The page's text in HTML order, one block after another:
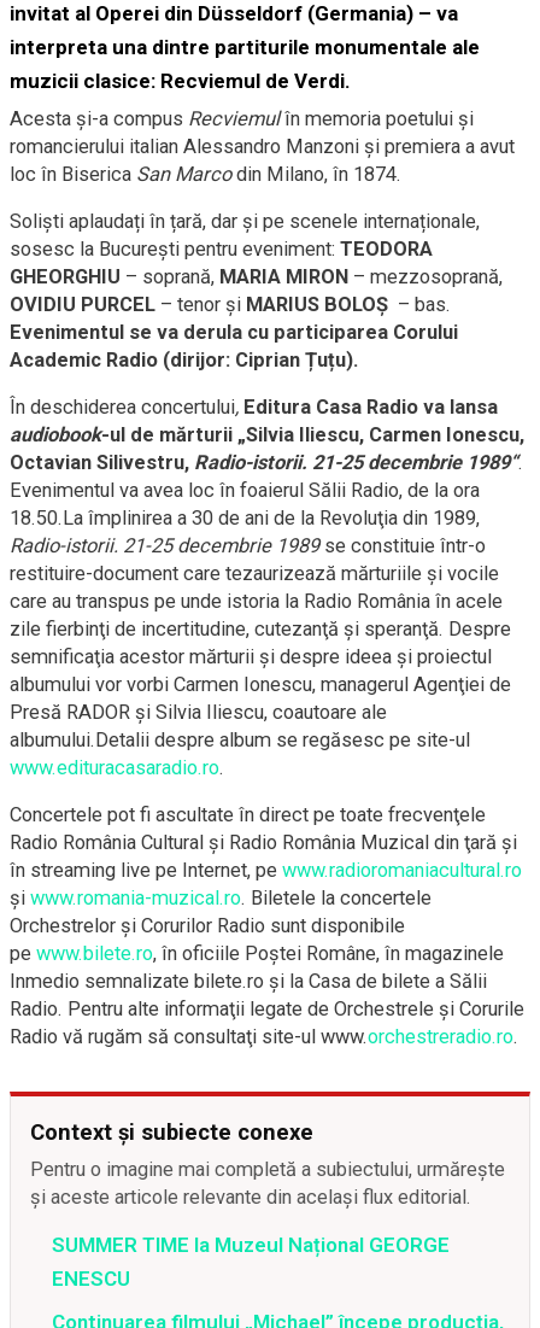
invitat al Operei din Düsseldorf (Germania) – va
interpreta una dintre partiturile monumentale ale
muzicii clasice: Recviemul de Verdi.
Acesta şi-a compus Recviemulîn memoria poetului şi
romancierului italian Alessandro Manzoni și premiera a avut
loc în Biserica San Marcodin Milano, în 1874.
Soliști aplaudați în țară, dar și pe scenele internaționale,
sosesc la București pentru eveniment: TEODORA
GHEORGHIU – soprană, MARIA MIRON – mezzosoprană,
OVIDIU PURCEL – tenor și MARIUS BOLOŞ – bas.
Evenimentul se va derula cu participarea Corului
Academic Radio (dirijor: Ciprian Țuțu).
În deschiderea concertului, Editura Casa Radio va lansa
audiobook-ul de mărturii „Silvia Iliescu, Carmen Ionescu,
Octavian Silivestru, Radio-istorii. 21-25 decembrie 1989“.
Evenimentul va avea loc în foaierul Sălii Radio, de la ora
18.50.La împlinirea a 30 de ani de la Revoluţia din 1989,
Radio-istorii. 21-25 decembrie 1989se constituie într-o
restituire-document care tezaurizează mărturiile şi vocile
care au transpus pe unde istoria la Radio România în acele
zile fierbinţi de incertitudine, cutezanţă şi speranţă. Despre
semnificaţia acestor mărturii şi despre ideea şi proiectul
albumului vor vorbi Carmen Ionescu, managerul Agenţiei de
Presă RADOR şi Silvia Iliescu, coautoare ale
albumului.Detalii despre album se regăsesc pe site-ul
www.edituracasaradio.ro.
Concertele pot fi ascultate în direct pe toate frecvenţele
Radio România Cultural şi Radio România Muzical din ţară şi
în streaming live pe Internet, pe www.radioromaniacultural.ro
și www.romania-muzical.ro. Biletele la concertele
Orchestrelor şi Corurilor Radio sunt disponibile
pe www.bilete.ro, în oficiile Poştei Române, în magazinele
Inmedio semnalizate bilete.ro şi la Casa de bilete a Sălii
Radio. Pentru alte informaţii legate de Orchestrele şi Corurile
Radio vă rugăm să consultaţi site-ul www.orchestreradio.ro.
Context și subiecte conexe
Pentru o imagine mai completă a subiectului, urmărește
și aceste articole relevante din același flux editorial.
SUMMER TIME la Muzeul Național GEORGE
ENESCU
Continuarea filmului „Michael” începe producția,